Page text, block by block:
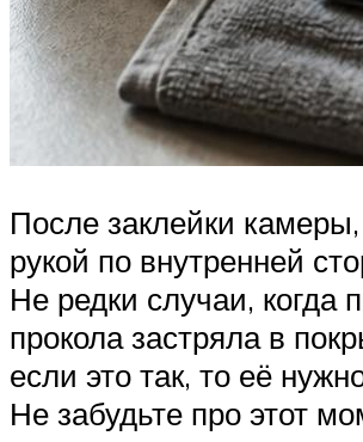
После заклейки
рукой по внутренней
Не редки случаи, когда
прокола застряла в
если это так, то её
Не забудьте про этот